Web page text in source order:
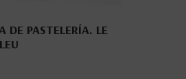
DE PASTELERÍA. LE